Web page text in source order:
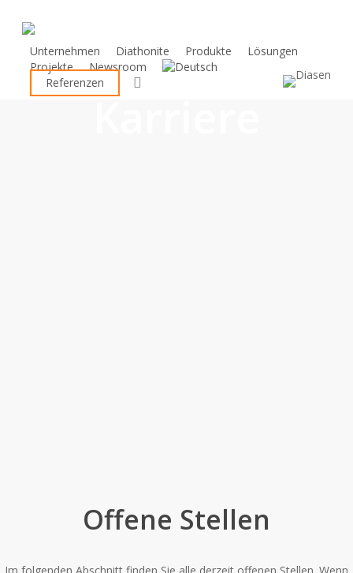
content
Unternehmen Diathonite Produkte
Lösungen
Projekte
Newsroom
Referenzen
Karriere
Offene Stellen